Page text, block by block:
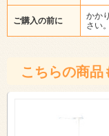
ご購入の前に
かか
さい。
こちらの商品